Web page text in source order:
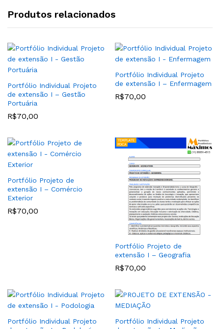
Produtos relacionados
Portfólio Individual Projeto
de extensão I – Gestão
Portuária
R$70,00
Portfólio Individual Projeto
de extensão I – Enfermagem
R$70,00
Portfólio Projeto de
extensão I – Comércio
Exterior
R$70,00
Portfólio Projeto de
extensão I – Geografia
R$70,00
Portfólio Individual Projeto
Portfólio Individual Projeto